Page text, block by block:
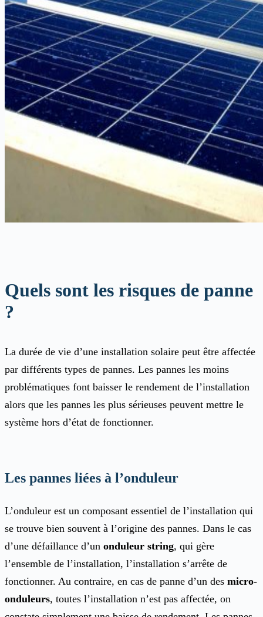
Quels sont les risques de panne
?
La durée de vie d’une installation solaire peut être affectée
par différents types de pannes. Les pannes les moins
problématiques font baisser le rendement de l’installation
alors que les pannes les plus sérieuses peuvent mettre le
système hors d’état de fonctionner.
Les pannes liées à l’onduleur
L’onduleur est un composant essentiel de l’installation qui
se trouve bien souvent à l’origine des pannes. Dans le cas
d’une défaillance d’un onduleur string, qui gère
l’ensemble de l’installation, l’installation s’arrête de
fonctionner. Au contraire, en cas de panne d’un des micro-
onduleurs, toutes l’installation n’est pas affectée, on